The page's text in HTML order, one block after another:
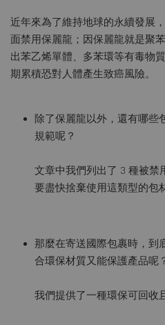
近年來為了維持地球的永續發展
面禁用保麗龍；因保麗龍就是聚
出苯乙烯單體、多苯環等有毒物
期累積恐對人體產生致癌風險。
除了保麗龍以外，還有哪些
規範呢？
文章中我們列出了 3 種被禁
要盡快捨棄使用這類型的包
那麼在寄送國際包裹時，到
合環保材質又能保護產品呢
我們提供了一種環保可回收